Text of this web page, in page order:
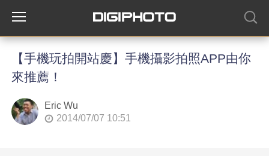
【手機玩拍開站慶】手機攝影拍照APP由你
來推薦！
Eric Wu
2014/07/07 10:51